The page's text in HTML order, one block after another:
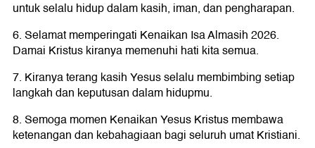
untuk selalu hidup dalam kasih, iman, dan pengharapan.
6. Selamat memperingati Kenaikan Isa Almasih 2026.
Damai Kristus kiranya memenuhi hati kita semua.
7. Kiranya terang kasih Yesus selalu membimbing setiap
langkah dan keputusan dalam hidupmu.
8. Semoga momen Kenaikan Yesus Kristus membawa
ketenangan dan kebahagiaan bagi seluruh umat Kristiani.